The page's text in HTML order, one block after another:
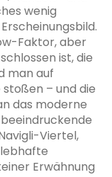
wenig
Faktor, aber
ist, die
man auf
– und die
das moderne
Viertel,
Erwähnung